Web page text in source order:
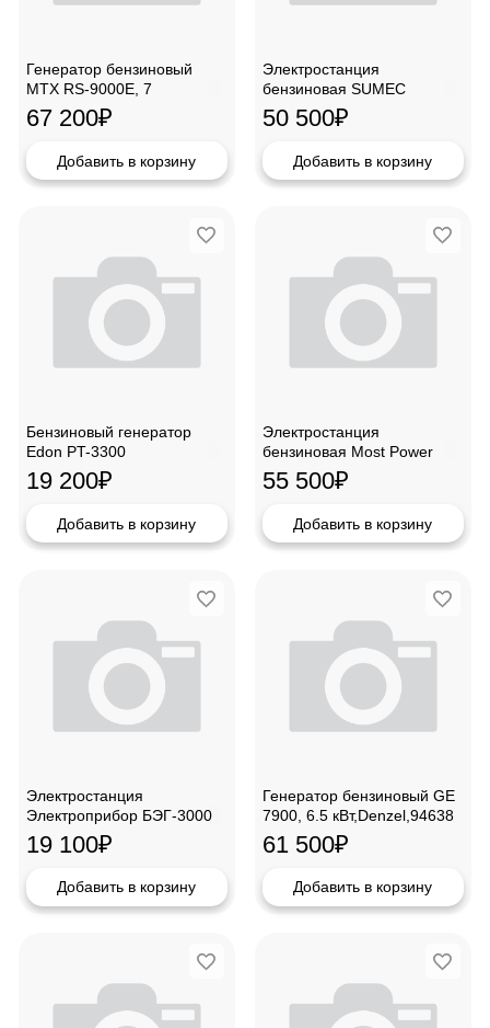
Генератор бензиновый
MTX RS-9000E, 7
кВт,946165
67 200₽
Добавить в корзину
Электростанция
бензиновая SUMEC
SU7700E
50 500₽
Добавить в корзину
Бензиновый генератор
Edon PT-3300
19 200₽
Добавить в корзину
Электростанция
бензиновая Most Power
G6000 (6.0-6.5квт)
55 500₽
Добавить в корзину
Электростанция
Электроприбор БЭГ-3000
19 100₽
Добавить в корзину
Генератор бензиновый GE
7900, 6.5 кВт,Denzel,94638
61 500₽
Добавить в корзину